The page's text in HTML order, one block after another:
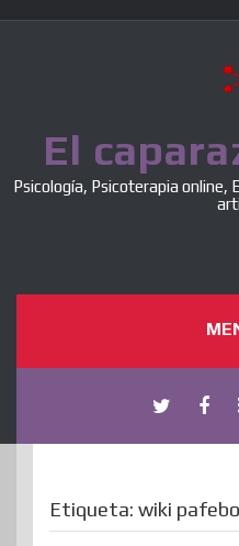
El
Psicología, Psicoterapia online,
Etiqueta: wiki